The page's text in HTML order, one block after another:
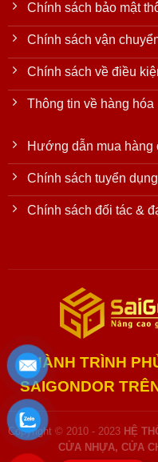
Chính sách bảo mật
Chính sách vận
Chính sách về điều
Thông tin về hàng hóa
Hướng dẫn mua hàng
Chính sách tuyển
Chính sách đối tác &
HÀNH TRÌNH
SAIGONDOR
Copyright © 2010 - 2023 HỆ
CỬA NHỰA, CỬA